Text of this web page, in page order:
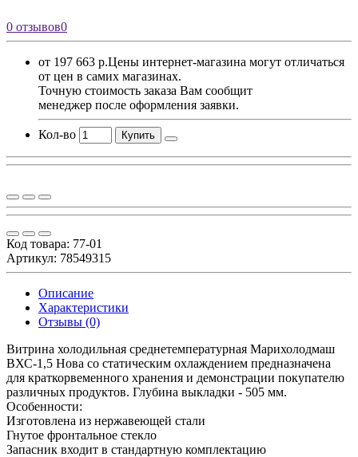
0 отзывов0
от 197 663 р.Цены интернет-магазина могут отличаться
от цен в самих магазинах.
Точную стоимость заказа Вам сообщит
менеджер после оформления заявки.
Кол-во Купить
Код товара: 77-01
Артикул: 78549315
Описание
Характеристики
Отзывы (0)
Витрина холодильная среднетемпературная Марихолодмаш
ВХС-1,5 Нова со статическим охлаждением предназначена
для краткорвеменного хранения и демонстрации покупателю
различных продуктов. Глубина выкладки - 505 мм.
Особенности:
Изготовлена из нержавеющей стали
Гнутое фронтальное стекло
Запасник входит в стандартную комплектацию